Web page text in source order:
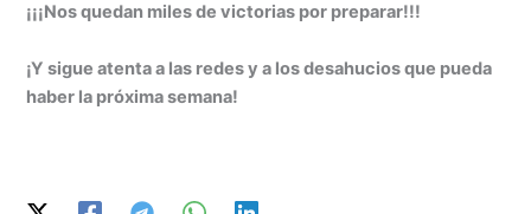
¡¡¡Nos quedan miles de victorias por preparar!!!
¡Y sigue atenta a las redes y a los desahucios que pueda
haber la próxima semana!